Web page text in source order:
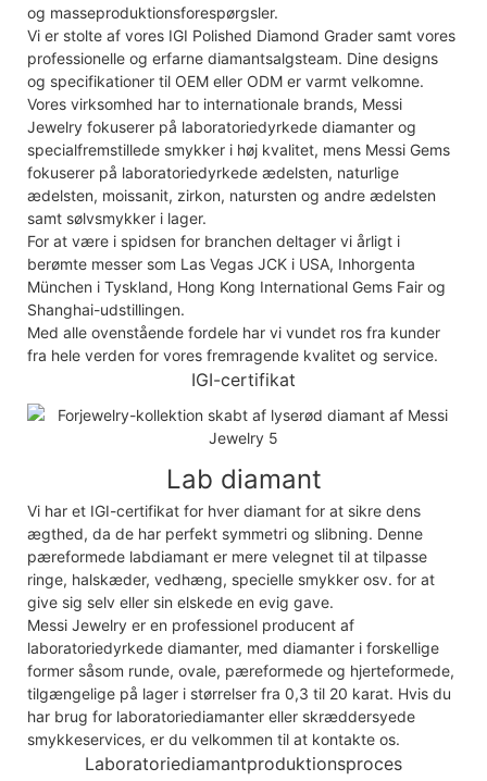
og masseproduktionsforespørgsler.
Vi er stolte af vores IGI Polished Diamond Grader samt vores
professionelle og erfarne diamantsalgsteam. Dine designs
og specifikationer til OEM eller ODM er varmt velkomne.
Vores virksomhed har to internationale brands, Messi
Jewelry fokuserer på laboratoriedyrkede diamanter og
specialfremstillede smykker i høj kvalitet, mens Messi Gems
fokuserer på laboratoriedyrkede ædelsten, naturlige
ædelsten, moissanit, zirkon, natursten og andre ædelsten
samt sølvsmykker i lager.
For at være i spidsen for branchen deltager vi årligt i
berømte messer som Las Vegas JCK i USA, Inhorgenta
München i Tyskland, Hong Kong International Gems Fair og
Shanghai-udstillingen.
Med alle ovenstående fordele har vi vundet ros fra kunder
fra hele verden for vores fremragende kvalitet og service.
IGI-certifikat
Lab diamant
Vi har et IGI-certifikat for hver diamant for at sikre dens
ægthed, da de har perfekt symmetri og slibning. Denne
pæreformede labdiamant er mere velegnet til at tilpasse
ringe, halskæder, vedhæng, specielle smykker osv. for at
give sig selv eller sin elskede en evig gave.
Messi Jewelry er en professionel producent af
laboratoriedyrkede diamanter, med diamanter i forskellige
former såsom runde, ovale, pæreformede og hjerteformede,
tilgængelige på lager i størrelser fra 0,3 til 20 karat. Hvis du
har brug for laboratoriediamanter eller skræddersyede
smykkeservices, er du velkommen til at kontakte os.
Laboratoriediamantproduktionsproces